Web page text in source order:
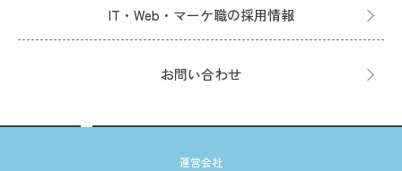
IT・Web・マーケ職の採用情報
お問い合わせ
運営会社